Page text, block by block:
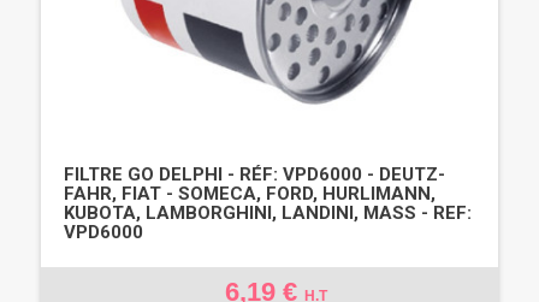
FILTRE GO DELPHI - RÉF: VPD6000 - DEUTZ-
FAHR, FIAT - SOMECA, FORD, HURLIMANN,
KUBOTA, LAMBORGHINI, LANDINI, MASS - REF:
VPD6000
6,19 € H.T